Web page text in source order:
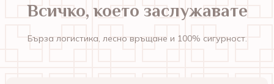
Всичко, което заслужавате
Бърза логистика, лесно връщане и 100% сигурност.